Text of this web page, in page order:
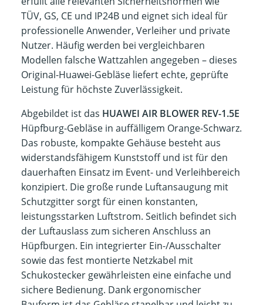
TÜV, GS, CE und IP24B und eignet sich ideal für
professionelle Anwender, Verleiher und private
Nutzer. Häufig werden bei vergleichbaren
Modellen falsche Wattzahlen angegeben – dieses
Original-Huawei-Gebläse liefert echte, geprüfte
Leistung für höchste Zuverlässigkeit.
Abgebildet ist das HUAWEI AIR BLOWER REV-1.5E
Hüpfburg-Gebläse in auffälligem Orange-Schwarz.
Das robuste, kompakte Gehäuse besteht aus
widerstandsfähigem Kunststoff und ist für den
dauerhaften Einsatz im Event- und Verleihbereich
konzipiert. Die große runde Luftansaugung mit
Schutzgitter sorgt für einen konstanten,
leistungsstarken Luftstrom. Seitlich befindet sich
der Luftauslass zum sicheren Anschluss an
Hüpfburgen. Ein integrierter Ein-/Ausschalter
sowie das fest montierte Netzkabel mit
Schukostecker gewährleisten eine einfache und
sichere Bedienung. Dank ergonomischer